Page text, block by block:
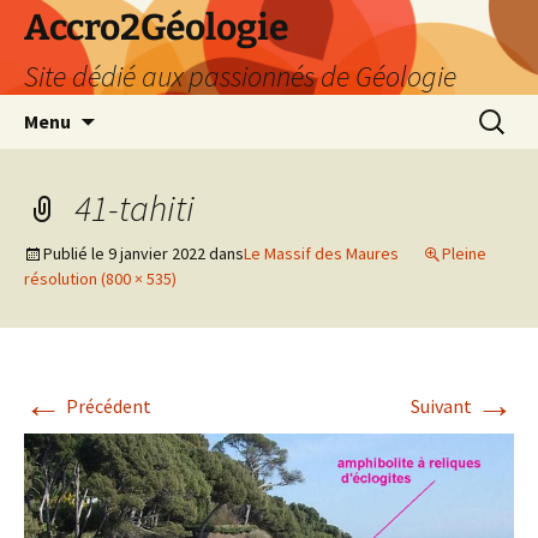
Accro2Géologie
Site dédié aux passionnés de Géologie
Menu
41-tahiti
Publié le 9 janvier 2022dansLe Massif des Maures
Pleine
résolution (800 × 535)
← Précédent Suivant →